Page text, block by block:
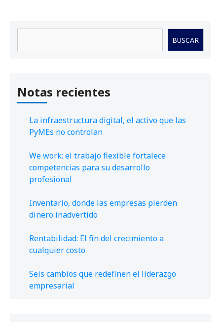
BUSCAR
Notas recientes
La infraestructura digital, el activo que las
PyMEs no controlan
We work: el trabajo flexible fortalece
competencias para su desarrollo
profesional
Inventario, donde las empresas pierden
dinero inadvertido
Rentabilidad: El fin del crecimiento a
cualquier costo
Seis cambios que redefinen el liderazgo
empresarial